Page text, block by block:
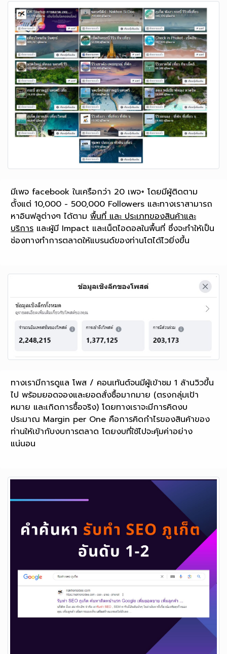
มีเพจ facebook ในเครือกว่า 20 เพจ+ โดยมีผู้ติดตาม
ตั้งแต่ 10,000 - 500,000 Followers และทางเราสามารถ
หาอินฟลูต่างๆ ได้ตาม พื้นที่ และ ประเภทของสินค้าและ
บริการ และผู้มี Impact และเน็ตไอดอลในพื้นที่ ซึ่งจะทำให้เป็น
ช่องทางทำการตลาดให้แบรนด์ของท่านโตได้ไวยิ่งขึ้น
ทางเรามีการดูแล โพส / คอนเท้นต์จนมีผู้เข้าชม 1 ล้านวิวขึ้น
ไป พร้อมยอดจองและยอดสั่งซื้อมากมาย (ตรงกลุ่มเป้า
หมาย และเกิดการซื้อจริง) โดยทางเราจะมีการคิดงบ
ประมาณ Margin per One คือการคิดกำไรของสินค้าของ
ท่านให้เข้ากับงบการตลาด โดยงบที่ใช้ไปจะคุ้มค่าอย่าง
แน่นอน